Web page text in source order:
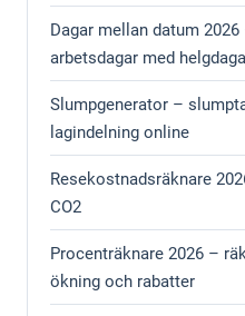
Dagar mellan datum
arbetsdagar med
Slumpgenerator –
lagindelning online
Resekostnadsräknare
CO2
Procenträknare 2026 –
ökning och rabatter